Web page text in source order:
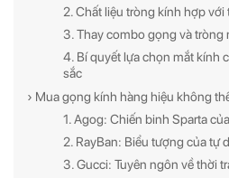
2. Chất liệu tròng kính hợp
3. Thay combo gọng và tròng
4. Bí quyết lựa chọn mắt kính
sắc
› Mua gọng kính hàng hiệu không
1. Agog: Chiến binh Sparta
2. RayBan: Biểu tượng của tự
3. Gucci: Tuyên ngôn về thời